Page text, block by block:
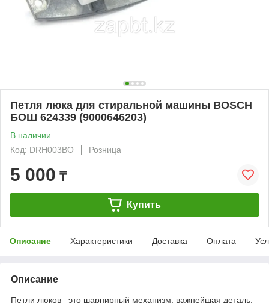
Петля люка для стиральной машины BOSCH
БОШ 624339 (9000646203)
В наличии
Код: DRH003BO
Розница
5 000 ₸
Купить
Описание Характеристики Доставка Оплата
Описание
Петли люков –это шарнирный механизм, важнейшая деталь.